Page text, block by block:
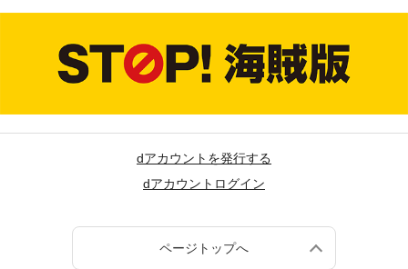
dアカウントを発行する
dアカウントログイン
ページトップへ